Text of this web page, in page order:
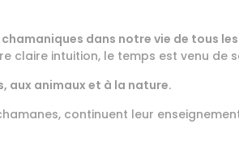
dans notre vie de tous
claire intuition, le temps est venu de
aux animaux et à la nature.
continuent leur